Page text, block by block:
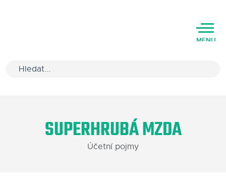
MENU
Varianty software
SUPERHRUBÁ MZDA
Účetní pojmy